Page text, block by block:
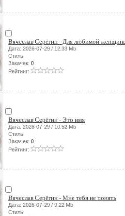
Вячеслав Серёгин - Для любимой
Дата: 2026-07-29 / 12.33 Mb
Стиль:
Закачек: 0
Рейтинг:
Вячеслав Серёгин - Это имя
Дата: 2026-07-29 / 10.52 Mb
Стиль:
Закачек: 0
Рейтинг:
Вячеслав Серёгин - Мне тебя не понять
Дата: 2026-07-29 / 9.22 Mb
Стиль: